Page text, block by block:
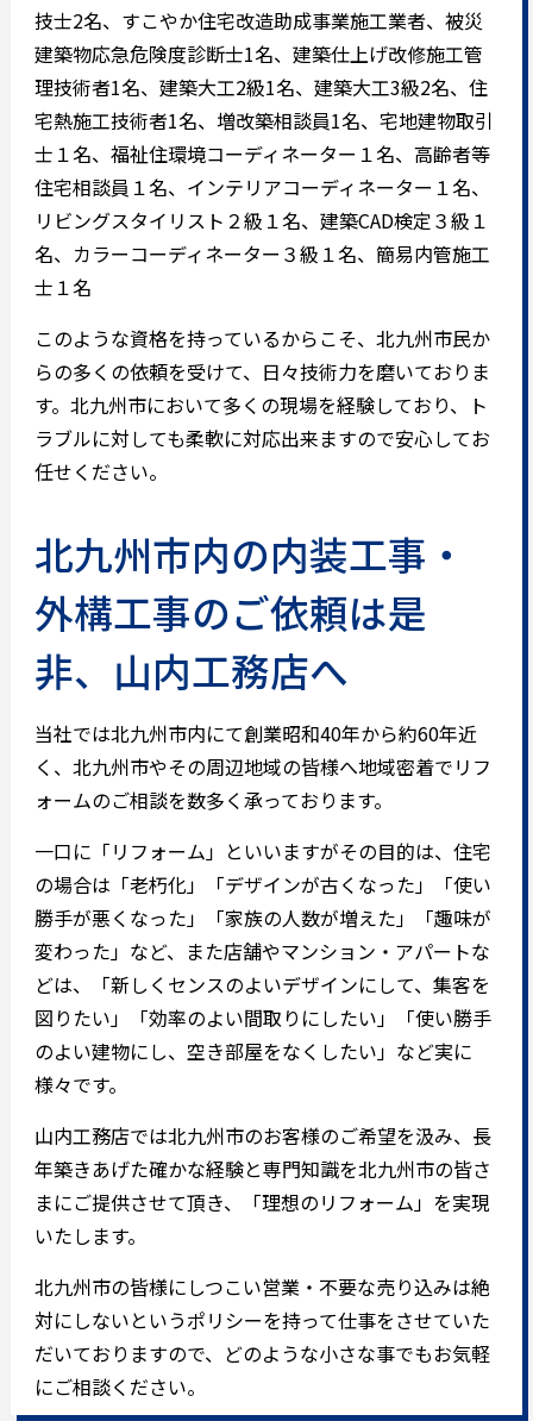
技士2名、すこやか住宅改造助成事業施工業者、被災
建築物応急危険度診断士1名、建築仕上げ改修施工管
理技術者1名、建築大工2級1名、建築大工3級2名、住
宅熱施工技術者1名、増改築相談員1名、宅地建物取引
士１名、福祉住環境コーディネーター１名、高齢者等
住宅相談員１名、インテリアコーディネーター１名、
リビングスタイリスト２級１名、建築CAD検定３級１
名、カラーコーディネーター３級１名、簡易内管施工
士１名
このような資格を持っているからこそ、北九州市民か
らの多くの依頼を受けて、日々技術力を磨いておりま
す。北九州市において多くの現場を経験しており、ト
ラブルに対しても柔軟に対応出来ますので安心してお
任せください。
北九州市内の内装工事・
外構工事のご依頼は是
非、山内工務店へ
当社では北九州市内にて創業昭和40年から約60年近
く、北九州市やその周辺地域の皆様へ地域密着でリフ
ォームのご相談を数多く承っております。
一口に「リフォーム」といいますがその目的は、住宅
の場合は「老朽化」「デザインが古くなった」「使い
勝手が悪くなった」「家族の人数が増えた」「趣味が
変わった」など、また店舗やマンション・アパートな
どは、「新しくセンスのよいデザインにして、集客を
図りたい」「効率のよい間取りにしたい」「使い勝手
のよい建物にし、空き部屋をなくしたい」など実に
様々です。
山内工務店では北九州市のお客様のご希望を汲み、長
年築きあげた確かな経験と専門知識を北九州市の皆さ
まにご提供させて頂き、「理想のリフォーム」を実現
いたします。
北九州市の皆様にしつこい営業・不要な売り込みは絶
対にしないというポリシーを持って仕事をさせていた
だいておりますので、どのような小さな事でもお気軽
にご相談ください。